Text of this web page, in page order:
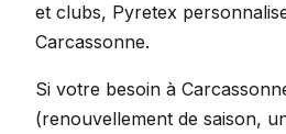
et clubs, Pyretex
Carcassonne.
Si votre besoin à
(renouvellement de saison,